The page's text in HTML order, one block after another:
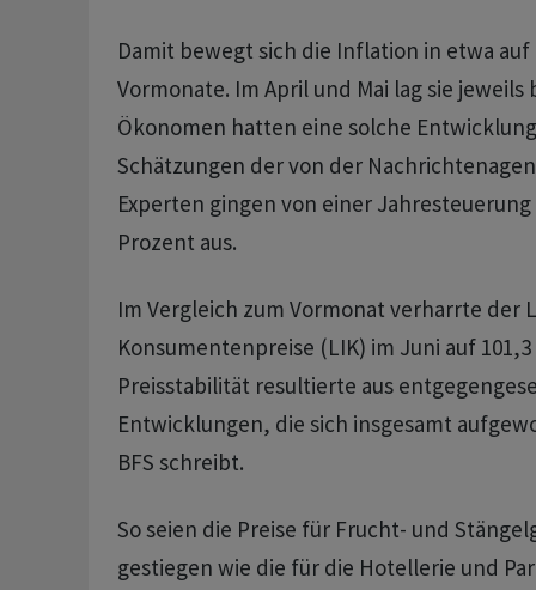
Damit bewegt sich die Inflation in etwa auf
Vormonate. Im April und Mai lag sie jeweils
Ökonomen hatten eine solche
Schätzungen der von der
Experten gingen von einer
Prozent aus.
Im Vergleich zum Vormonat verharrte der
Konsumentenpreise (LIK) im Juni auf
Preisstabilität resultierte aus
Entwicklungen, die sich insgesamt
BFS schreibt.
So seien die Preise für Frucht- und
gestiegen wie die für die Hotellerie und